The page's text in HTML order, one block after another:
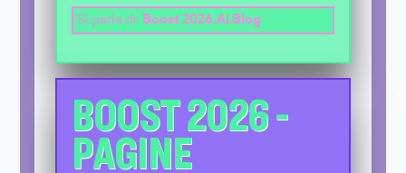
Si parla di: Boost 2026,AI , Blog
BOOST 2026 -
PAGINE